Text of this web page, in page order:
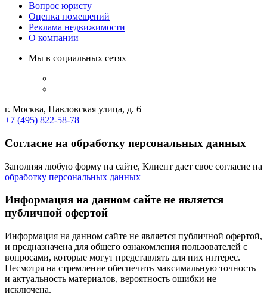
Вопрос юристу
Оценка помещений
Реклама недвижимости
О компании
Мы в социальных сетях
г. Москва, Павловская улица, д. 6
+7 (495) 822-58-78
Согласие на обработку персональных данных
Заполняя любую форму на сайте, Клиент дает свое согласие на
обработку персональных данных
Информация на данном сайте не является
публичной офертой
Информация на данном сайте не является публичной офертой,
и предназначена для общего ознакомления пользователей с
вопросами, которые могут представлять для них интерес.
Несмотря на стремление обеспечить максимальную точность
и актуальность материалов, вероятность ошибки не
исключена.